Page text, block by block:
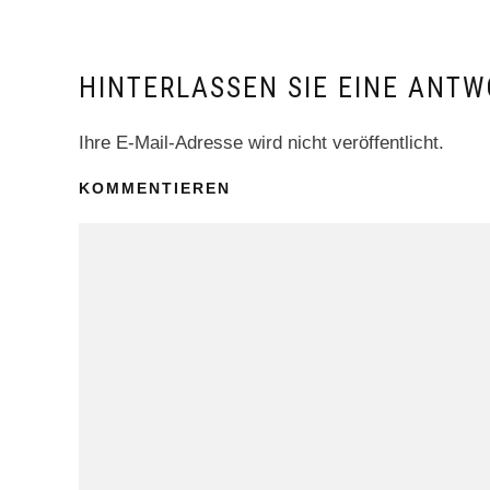
HINTERLASSEN SIE EINE
Ihre E-Mail-Adresse wird nicht veröffentlicht.
KOMMENTIEREN